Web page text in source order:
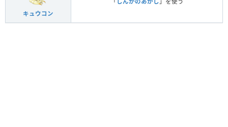
キュウコン